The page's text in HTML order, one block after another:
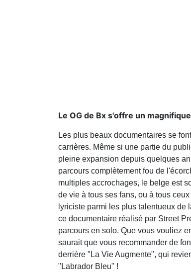
Le OG de Bx s'offre un
Les plus beaux documentaires se
carrières. Même si une partie du
pleine expansion depuis quelques
parcours complètement fou de
multiples accrochages, le belge est
de vie à tous ses fans, ou à tous
lyriciste parmi les plus talentueux de
ce documentaire réalisé par Street
parcours en solo. Que vous vouliez
saurait que vous recommander de
derrière "La Vie Augmente", qui
"Labrador Bleu" !